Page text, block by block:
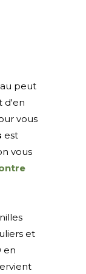
peut
d'en
vous
est
vous
et
en